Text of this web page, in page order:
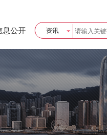
息公开 资讯